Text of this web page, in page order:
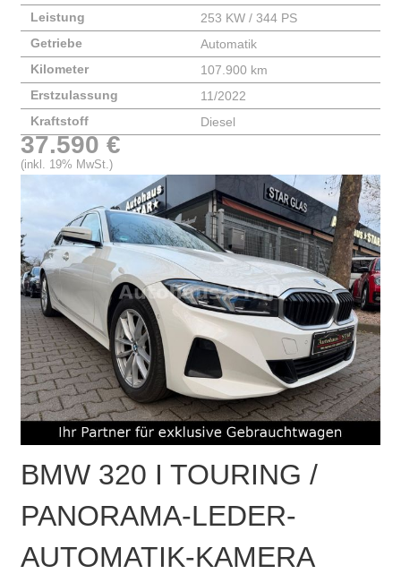
Leistung
253 KW / 344 PS
Getriebe
Automatik
Kilometer
107.900 km
Erstzulassung
11/2022
Kraftstoff
Diesel
37.590 €
(inkl. 19% MwSt.)
BMW 320 I TOURING /
PANORAMA-LEDER-
AUTOMATIK-KAMERA